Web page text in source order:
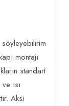
montajı
standart
ısı
Aksi